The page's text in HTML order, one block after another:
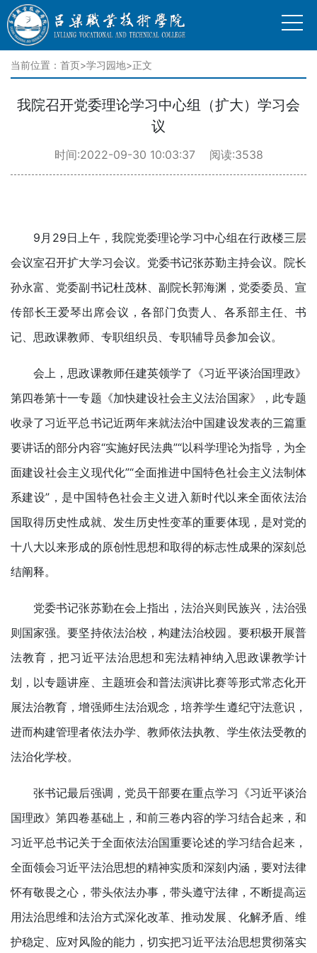
当前位置： 首页>学习园地>正文
我院召开党委理论学习中心组（扩大）学习会
议
时间:2022-09-30 10:03:37 阅读:3538
9月29日上午，我院党委理论学习中心组在行政楼三层
会议室召开扩大学习会议。党委书记张苏勤主持会议。院长
孙永富、党委副书记杜茂林、副院长郭海渊，党委委员、宣
传部长王爱琴出席会议，各部门负责人、各系部主任、书
记、思政课教师、专职组织员、专职辅导员参加会议。
会上，思政课教师任建英领学了《习近平谈治国理政》
第四卷第十一专题《加快建设社会主义法治国家》，此专题
收录了习近平总书记近两年来就法治中国建设发表的三篇重
要讲话的部分内容“实施好民法典”“以科学理论为指导，为全
面建设社会主义现代化”“全面推进中国特色社会主义法制体
系建设”，是中国特色社会主义进入新时代以来全面依法治
国取得历史性成就、发生历史性变革的重要体现，是对党的
十八大以来形成的原创性思想和取得的标志性成果的深刻总
结阐释。
党委书记张苏勤在会上指出，法治兴则民族兴，法治强
则国家强。要坚持依法治校，构建法治校园。要积极开展普
法教育，把习近平法治思想和宪法精神纳入思政课教学计
划，以专题讲座、主题班会和普法演讲比赛等形式常态化开
展法治教育，增强师生法治观念，培养学生遵纪守法意识，
进而构建管理者依法办学、教师依法执教、学生依法受教的
法治化学校。
张书记最后强调，党员干部要在重点学习《习近平谈治
国理政》第四卷基础上，和前三卷内容的学习结合起来，和
习近平总书记关于全面依法治国重要论述的学习结合起来，
全面领会习近平法治思想的精神实质和深刻内涵，要对法律
怀有敬畏之心，带头依法办事，带头遵守法律，不断提高运
用法治思维和法治方式深化改革、推动发展、化解矛盾、维
护稳定、应对风险的能力，切实把习近平法治思想贯彻落实